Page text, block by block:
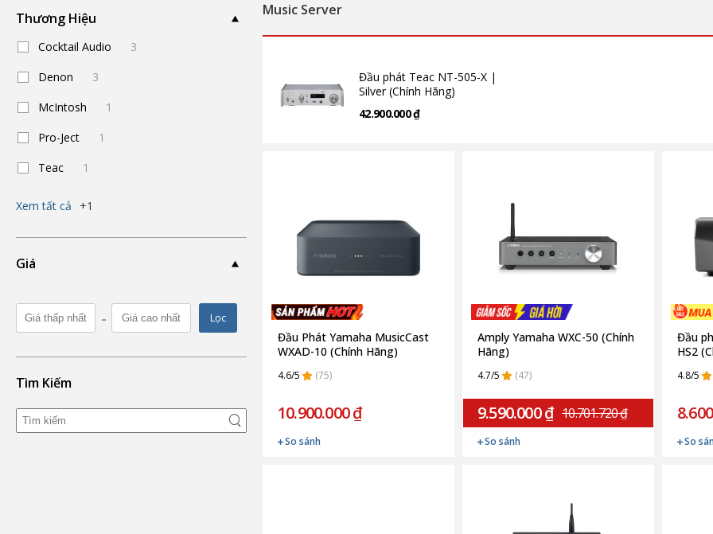
Thương Hiệu
Cocktail Audio
3
Denon
3
McIntosh
1
Pro-Ject
1
Teac
1
Xem tất cả +1
Giá
- Lọc
Tìm Kiếm
Music Server
Đầu phát Teac NT-505-X |
Silver (Chính Hãng)
42.900.000 ₫
Đầu Phát Yamaha MusicCast
WXAD-10 (Chính Hãng)
4.6/5 (75)
10.900.000 ₫
So sánh
Amply Yamaha WXC-50 (Chính
Hãng)
4.7/5 (47)
9.590.000 ₫ 10.701.720 ₫
So sánh
Đầu
HS2
4.8/5
So